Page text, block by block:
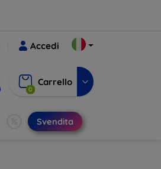
Accedi
0
Carrello
Svendita